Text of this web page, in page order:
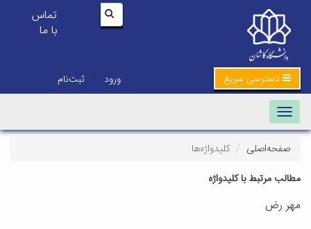
تماس
با ما
ورود | ثبت‌نام دسترسی سریع
Toggle navigation
صفحه‌اصلی
کلیدواژه‌ها
مطالب مرتبط با کلیدواژه
مهر رض